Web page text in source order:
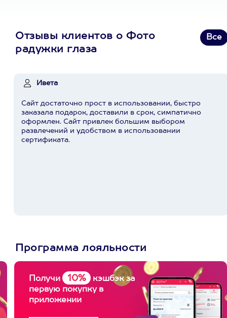
Отзывы клиентов о Фото
радужки глаза
Все
Ивета
Сайт достаточно прост в использовании, быстро
заказала подарок, доставили в срок, симпатично
оформлен. Сайт привлек большим выбором
развлечений и удобством в использовании
сертификата.
Программа лояльности
Получи 10%
кэшбэк за
первую покупку в
приложении